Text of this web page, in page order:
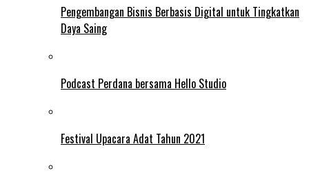
Pengembangan Bisnis Berbasis Digital untuk Tingkatkan
Daya Saing
Podcast Perdana bersama Hello Studio
Festival Upacara Adat Tahun 2021